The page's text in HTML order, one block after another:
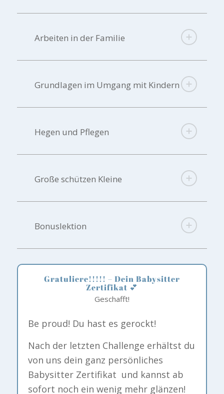
Arbeiten in der Familie
Grundlagen im Umgang mit Kindern
Hegen und Pflegen
Große schützen Kleine
Bonuslektion
Gratuliere!!!!! – Dein Babysitter
Zertifikat 💕
Geschafft!
Be proud! Du hast es gerockt!
Nach der letzten Challenge erhältst du
von uns dein ganz persönliches
Babysitter Zertifikat und kannst ab
sofort noch ein wenig mehr glänzen!